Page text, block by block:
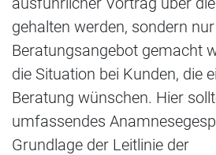
gehalten werden, sondern
Beratungsangebot gemacht
die Situation bei Kunden, die
Beratung wünschen. Hier
umfassendes
Grundlage der Leitlinie der